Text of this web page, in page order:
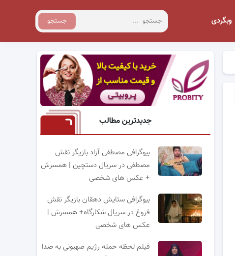
جستجو وبگردی
جدیدترین مطالب
بیوگرافی مصطفی آزاد بازیگر نقش
مصطفی در سریال دستچین | همسرش
+ عکس های شخصی
بیوگرافی ستایش دهقان بازیگر نقش
فروغ در سریال شکارگاه+ همسرش |
عکس های شخصی
فیلم لحظه حمله رژیم صهیونی به صدا